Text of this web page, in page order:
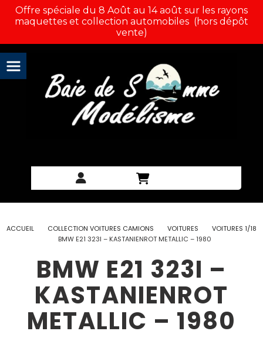
Offre spéciale du 8 Août au 14 août sur les rayons
maquettes et collection automobiles (hors dépôt
vente)
ACCUEIL COLLECTION VOITURES CAMIONS VOITURES
VOITURES 1/18
BMW E21 323I – KASTANIENROT METALLIC – 1980
BMW E21 323I –
KASTANIENROT
METALLIC – 1980
Panneau de gestion des cookies